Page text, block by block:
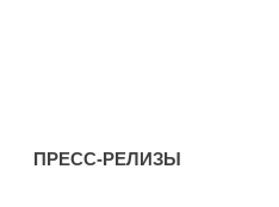
ПРЕСС-РЕЛИЗЫ